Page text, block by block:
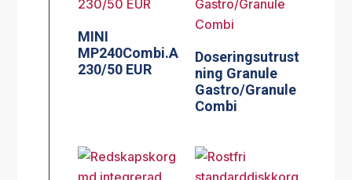
MINI
MP240Combi.A
230/50 EUR
Doseringsutrust
ning Granule
Gastro/Granule
Combi